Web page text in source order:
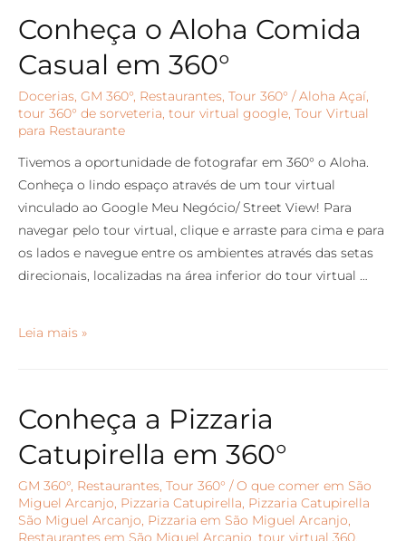
Conheça o Aloha Comida
Casual em 360°
Docerias GM 360° Restaurantes Tour 360° /Aloha Açaí
tour 360° de sorveteria tour virtual google Tour Virtual
para Restaurante
Tivemos a oportunidade de fotografar em 360° o Aloha.
Conheça o lindo espaço através de um tour virtual
vinculado ao Google Meu Negócio/ Street View! Para
navegar pelo tour virtual, clique e arraste para cima e para
os lados e navegue entre os ambientes através das setas
direcionais, localizadas na área inferior do tour virtual …
Leia mais »
Conheça a Pizzaria
Catupirella em 360°
GM 360°, Restaurantes, Tour 360° /O que comer em São
Miguel Arcanjo, Pizzaria Catupirella, Pizzaria Catupirella
São Miguel Arcanjo, Pizzaria em São Miguel Arcanjo,
Restaurantes em São Miguel Arcanjo, tour virtual 360,